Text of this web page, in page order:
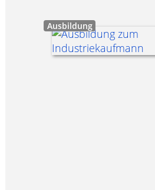
Ausbildung